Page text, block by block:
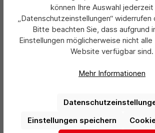
Durchschnittliche Bewertung von 0 von
Aufbewahrungsschränke groß
Preise exkl. MwSt. zzgl. Versandkosten
Details
können Ihre Auswahl
„Datenschutzeinstellungen“ widerrufen
Bitte beachten Sie, dass aufgrund
Einstellungen möglicherweise nicht alle
Website verfügbar sind.
Mehr Informationen
Einstellungen speichern